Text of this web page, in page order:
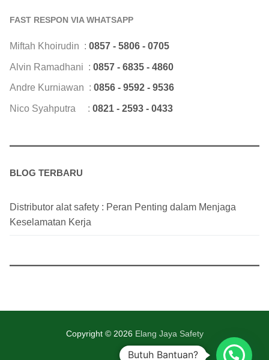
FAST RESPON VIA WHATSAPP
Miftah Khoirudin : 0857 - 5806 - 0705
Alvin Ramadhani : 0857 - 6835 - 4860
Andre Kurniawan : 0856 - 9592 - 9536
Nico Syahputra : 0821 - 2593 - 0433
BLOG TERBARU
Distributor alat safety : Peran Penting dalam Menjaga
Keselamatan Kerja
Copyright © 2026 Elang Jaya Safety
Butuh Bantuan?